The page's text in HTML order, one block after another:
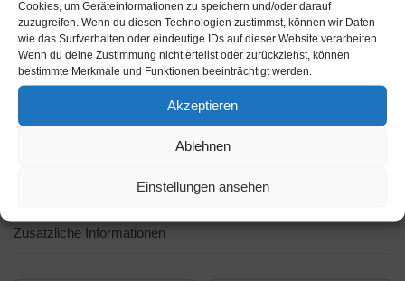
Cookies, um Geräteinformationen zu speichern und/oder darauf
zuzugreifen. Wenn du diesen Technologien zustimmst, können wir Daten
wie das Surfverhalten oder eindeutige IDs auf dieser Website verarbeiten.
Wenn du deine Zustimmung nicht erteilst oder zurückziehst, können
bestimmte Merkmale und Funktionen beeinträchtigt werden.
Akzeptieren
Ablehnen
Einstellungen ansehen
Zusätzliche Informationen